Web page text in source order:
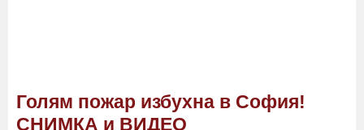
Голям пожар избухна в София!
СНИМКА и ВИДЕО